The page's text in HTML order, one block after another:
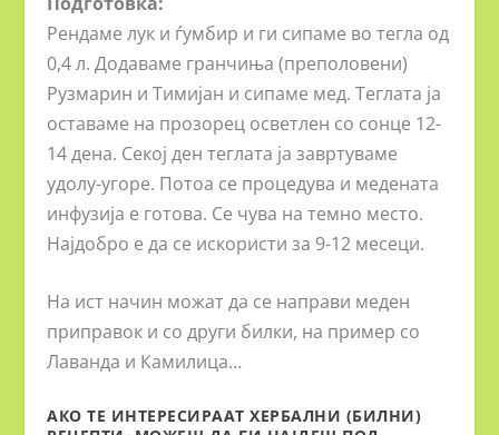
Рендаме лук и ѓумбир и ги сипаме во тегла од
0,4 л. Додаваме гранчиња (преполовени)
Рузмарин и Тимијан и сипаме мед. Теглата ја
оставаме на прозорец осветлен со сонце 12-
14 дена. Секој ден теглата ја завртуваме
удолу-угоре. Потоа се процедува и медената
инфузија е готова. Се чува на темно место.
Најдобро е да се искористи за 9-12 месеци.
На ист начин можат да се направи меден
приправок и со други билки, на пример со
Лаванда и Камилица…
АКО ТЕ ИНТЕРЕСИРААТ ХЕРБАЛНИ (БИЛНИ)